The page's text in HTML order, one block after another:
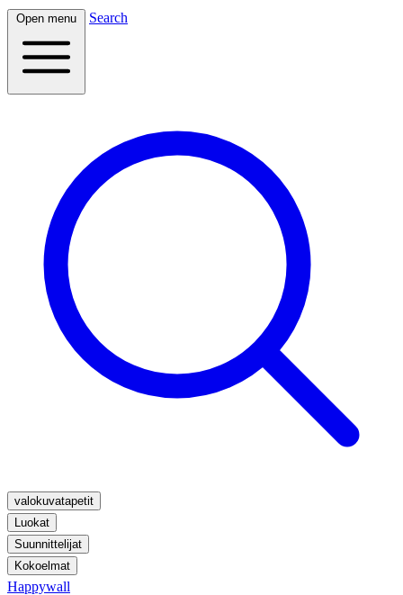
Open menu Search
valokuvatapetit
Luokat
Suunnittelijat
Kokoelmat
Happywall